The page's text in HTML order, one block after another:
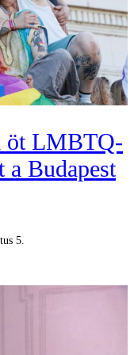
öt LMBTQ-
a Budapest
5.